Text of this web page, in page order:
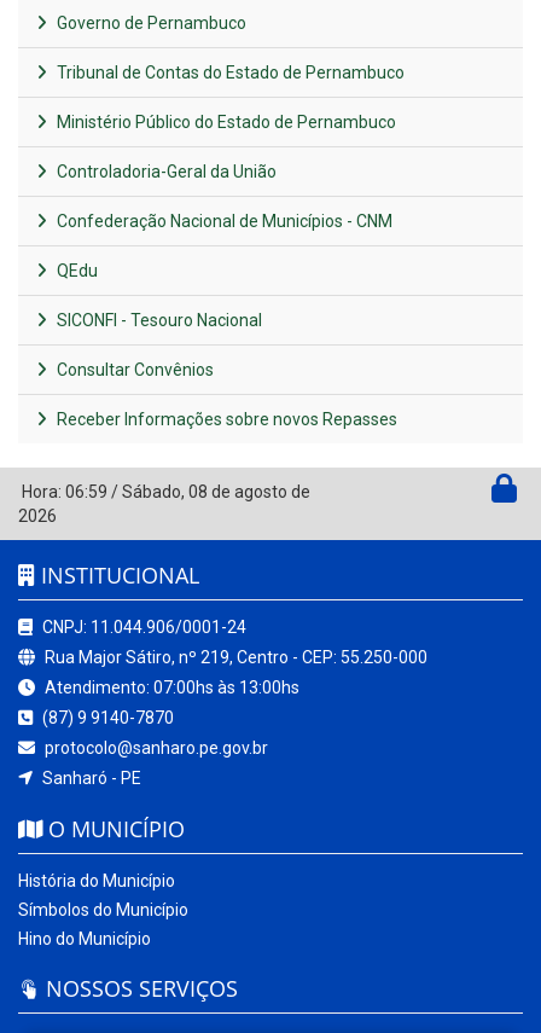
Governo de Pernambuco
Tribunal de Contas do Estado de Pernambuco
Ministério Público do Estado de Pernambuco
Controladoria-Geral da União
Confederação Nacional de Municípios - CNM
QEdu
SICONFI - Tesouro Nacional
Consultar Convênios
Receber Informações sobre novos Repasses
Hora: 06:59 /Sábado, 08 de agosto de
2026
INSTITUCIONAL
CNPJ: 11.044.906/0001-24
Rua Major Sátiro, nº 219, Centro - CEP: 55.250-000
Atendimento: 07:00hs às 13:00hs
(87) 9 9140-7870
protocolo@sanharo.pe.gov.br
Sanharó - PE
O MUNICÍPIO
História do Município
Símbolos do Município
Hino do Município
NOSSOS SERVIÇOS